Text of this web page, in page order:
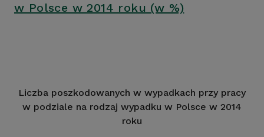
w Polsce w 2014 roku (w %)
Liczba poszkodowanych w wypadkach przy pracy
w podziale na rodzaj wypadku w Polsce w 2014
roku